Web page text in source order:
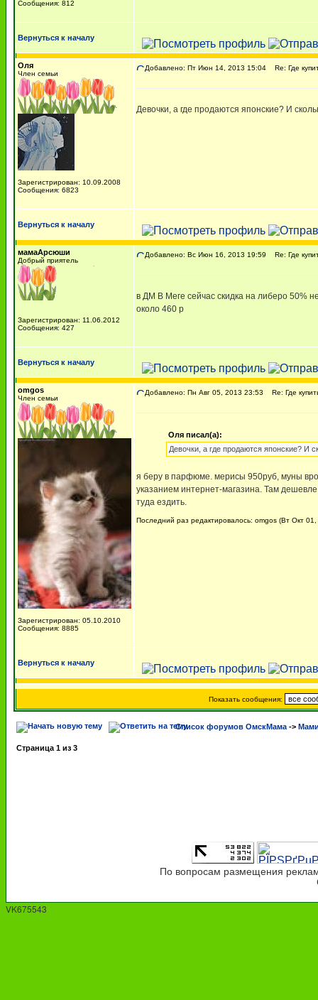
Сообщения: 812
Вернуться к началу
Оля
Член семьи
Зарегистрирован: 10.09.2008
Сообщения: 6823
Добавлено: Пт Июн 14, 2013 15:04 Re: Где
Девочки, а где продаются японские? И
Вернуться к началу
мамаАрсюши
Добрый приятель
Зарегистрирован: 11.06.2012
Сообщения: 427
Добавлено: Вс Июн 16, 2013 19:59 Re: Где
в ДМ В Меге сейчас скидка на либеро 50%
около 460 р
Вернуться к началу
omgos
Член семьи
Зарегистрирован: 05.10.2010
Сообщения: 8885
Добавлено: Пн Авг 05, 2013 23:53 Re: Где
Оля писал(а):
Девочки, а где продаются японские? И
я беру в парфюме. мерисы 950руб, муны
указанием интернет-магазина. Там
туда ездить.
Последний раз редактировалось: omgos (Вт Окт
Вернуться к началу
Показать сообщения:
Список форумов ОмскМама ->
Страница 1 из 3
По вопросам размещения
VK675543